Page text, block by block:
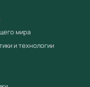
мира
и технологии